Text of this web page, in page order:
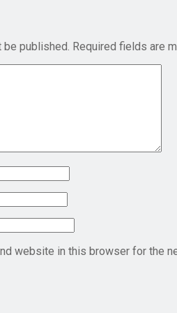
be published. Required fields are
website in this browser for the